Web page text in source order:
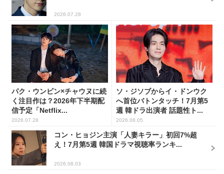
2026.07.28
パク・ウンビン×チャウヌに続
く注目作は？2026年下半期配
信予定「Netflix...
2026.07.28
ソ・ジソブからイ・ドンウク
へ首位バトンタッチ！7月第5
週 韓ドラ出演者 話題性ト...
2026.08.05
コン・ヒョジン主演「人妻キラー」初回7%超
え！7月第5週 韓国ドラマ視聴率ランキ...
2026.08.03